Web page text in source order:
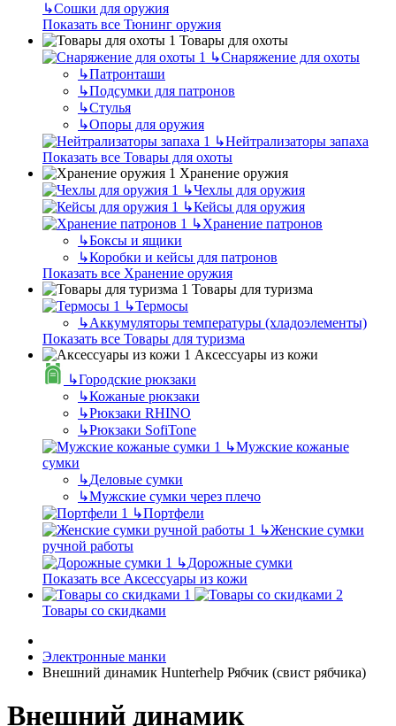
↳Сошки для оружия
Показать все Тюнинг оружия
Товары для охоты
↳Снаряжение для охоты
↳Патронташи
↳Подсумки для патронов
↳Стулья
↳Опоры для оружия
↳Нейтрализаторы запаха
Показать все Товары для охоты
Хранение оружия
↳Чехлы для оружия
↳Кейсы для оружия
↳Хранение патронов
↳Боксы и ящики
↳Коробки и кейсы для патронов
Показать все Хранение оружия
Товары для туризма
↳Термосы
↳Аккумуляторы температуры (хладоэлементы)
Показать все Товары для туризма
Аксессуары из кожи
↳Городские рюкзаки
↳Кожаные рюкзаки
↳Рюкзаки RHINO
↳Рюкзаки SofiTone
↳Мужские кожаные
сумки
↳Деловые сумки
↳Мужские сумки через плечо
↳Портфели
↳Женские сумки
ручной работы
↳Дорожные сумки
Показать все Аксессуары из кожи
Товары со скидками
Электронные манки
Внешний динамик Hunterhelp Рябчик (свист рябчика)
Внешний динамик